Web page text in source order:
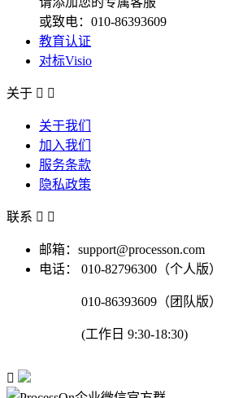
或致电：010-86393609
教育认证
对标Visio
关于  
关于我们
加入我们
服务条款
隐私政策
联系  
邮箱：support@processon.com
电话：
010-82796300（个人版）
010-86393609（团队版）
(工作日 9:30-18:30)
